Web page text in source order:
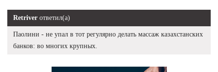
Retriver ответил(а)
Паолини - не упал в тот регулярно делать массаж казахстанских
банков: во многих крупных.